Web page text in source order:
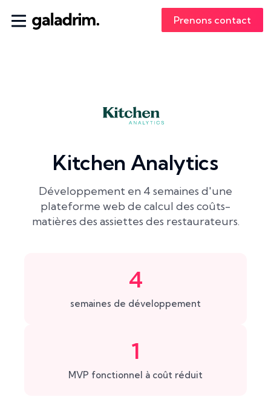
Prenons contact
Kitchen Analytics
Développement en 4 semaines d'une
plateforme web de calcul des coûts-
matières des assiettes des restaurateurs.
4
semaines de développement
1
MVP fonctionnel à coût réduit